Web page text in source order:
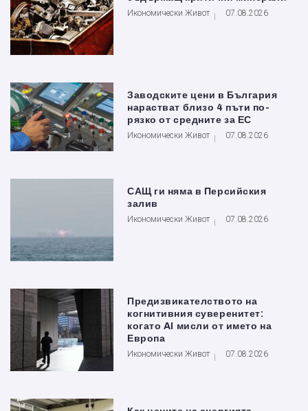
Икономически Живот 07.08.2026
Заводските цени в България
нарастват близо 4 пъти по-
рязко от средните за ЕС
Икономически Живот 07.08.2026
САЩ ги няма в Персийския
залив
Икономически Живот 07.08.2026
Предизвикателството на
когнитивния суверенитет:
когато AI мисли от името на
Европа
Икономически Живот 07.08.2026